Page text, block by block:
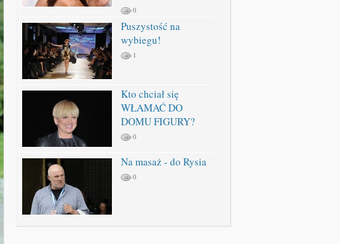
0
Puszystość na
wybiegu!
1
Kto chciał się
WŁAMAĆ DO
DOMU FIGURY?
0
Na masaż - do Rysia
0